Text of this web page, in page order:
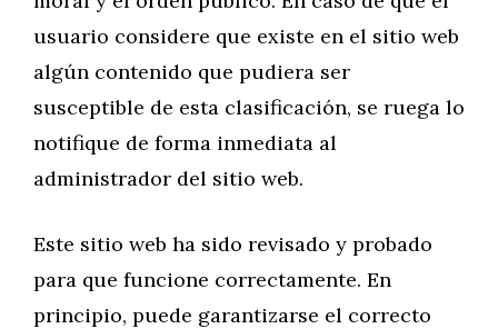
usuario considere que existe en el sitio web
algún contenido que pudiera ser
susceptible de esta clasificación, se ruega lo
notifique de forma inmediata al
administrador del sitio web.
Este sitio web ha sido revisado y probado
para que funcione correctamente. En
principio, puede garantizarse el correcto